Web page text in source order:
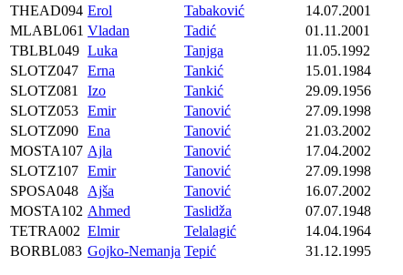
THEAD094 Erol Tabaković 14.07.2001
MLABL061 Vladan Tadić 01.11.2001
TBLBL049 Luka Tanjga 11.05.1992
SLOTZ047 Erna Tankić 15.01.1984
SLOTZ081
Izo Tankić 29.09.1956
SLOTZ053 Emir Tanović 27.09.1998
SLOTZ090 Ena Tanović 21.03.2002
MOSTA107 Ajla Tanović 17.04.2002
SLOTZ107 Emir Tanović 27.09.1998
SPOSA048
Ajša Tanović 16.07.2002
MOSTA102 Ahmed Taslidža 07.07.1948
TETRA002 Elmir Telalagić 14.04.1964
BORBL083 Gojko-Nemanja Tepić 31.12.1995